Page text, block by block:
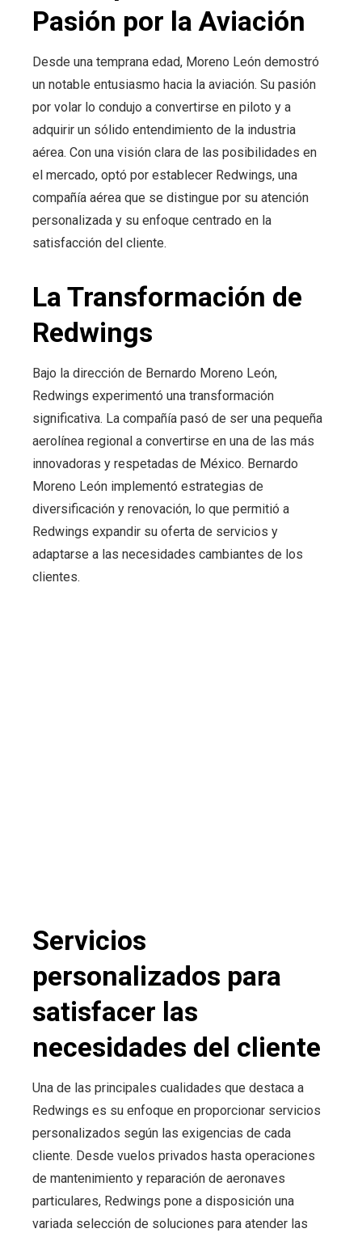
Pasión por la Aviación
Desde una temprana edad, Moreno León demostró
un notable entusiasmo hacia la aviación. Su pasión
por volar lo condujo a convertirse en piloto y a
adquirir un sólido entendimiento de la industria
aérea. Con una visión clara de las posibilidades en
el mercado, optó por establecer Redwings, una
compañía aérea que se distingue por su atención
personalizada y su enfoque centrado en la
satisfacción del cliente.
La Transformación de
Redwings
Bajo la dirección de Bernardo Moreno León,
Redwings experimentó una transformación
significativa. La compañía pasó de ser una pequeña
aerolínea regional a convertirse en una de las más
innovadoras y respetadas de México. Bernardo
Moreno León implementó estrategias de
diversificación y renovación, lo que permitió a
Redwings expandir su oferta de servicios y
adaptarse a las necesidades cambiantes de los
clientes.
Servicios
personalizados para
satisfacer las
necesidades del cliente
Una de las principales cualidades que destaca a
Redwings es su enfoque en proporcionar servicios
personalizados según las exigencias de cada
cliente. Desde vuelos privados hasta operaciones
de mantenimiento y reparación de aeronaves
particulares, Redwings pone a disposición una
variada selección de soluciones para atender las